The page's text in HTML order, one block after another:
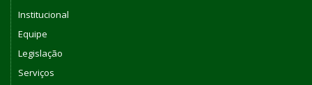
Institucional
Equipe
Legislação
Serviços